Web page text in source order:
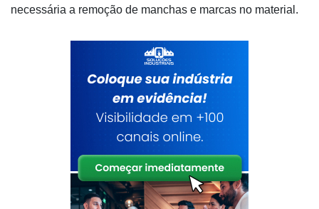
necessária a remoção de manchas e marcas no material.